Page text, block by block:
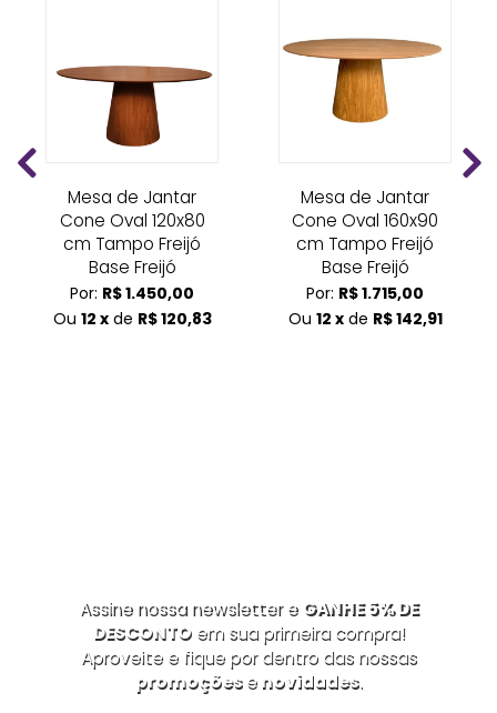
Mesa de Jantar
Cone Oval 120x80
cm Tampo Freijó
Base Freijó
Por: R$ 1.450,00
Ou 12 xde R$ 120,83
Mesa de Jantar
Cone Oval 160x90
cm Tampo Freijó
Base Freijó
Por: R$ 1.715,00
Ou 12 xde R$ 142,91
Assine nossa newsletter e GANHE 5% DE
DESCONTOem sua primeira compra!
Aproveite e fique por dentro das nossas
promoçõesenovidades.